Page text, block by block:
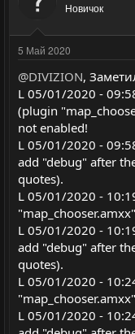
Новичок
5 Май 2020
@DIVIZION,
L 05/01/2020 -
(plugin
not enabled!
L 05/01/2020 -
add "debug" after
quotes).
L 05/01/2020 -
L 05/01/2020 -
add "debug" after
quotes).
L 05/01/2020 -
L 05/01/2020 -